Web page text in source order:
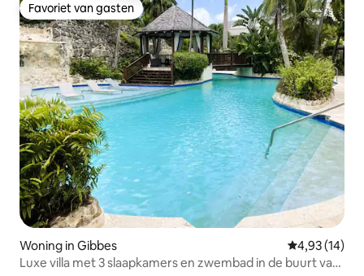
Favoriet van gasten
Favoriet van gasten
Woning in Gibbes Gemiddelde
4,93 (14)
Luxe villa met 3 slaapkamers en zwembad in de buurt van